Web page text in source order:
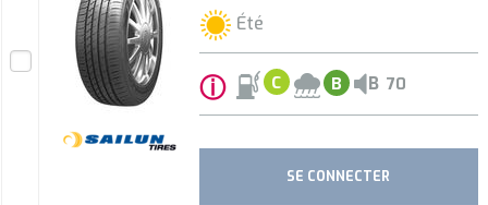
Été
ⓘ C B B 70
SE CONNECTER